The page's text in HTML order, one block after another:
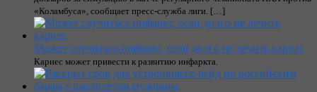
«Коламбуса», сообщает пресс‑служба лиги. […]
Может случиться инфаркт, если долго не лечить кариес
Кариес может привести к развитию инфаркта.